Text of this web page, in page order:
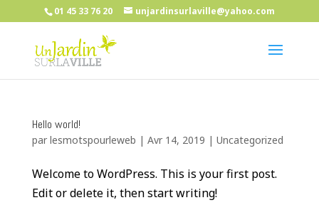
01 45 33 76 20 unjardinsurlaville@yahoo.com
Hello world!
par lesmotspourleweb | Avr 14, 2019 | Uncategorized
Welcome to WordPress. This is your first post.
Edit or delete it, then start writing!